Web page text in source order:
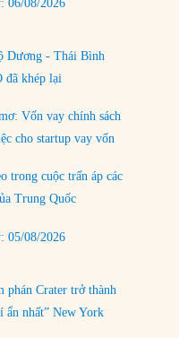
nhỏ sẽ luôn
06/08/2026
Dương - Thái Bình
đã khép lại
Vốn vay chính sách
cho startup vay vốn
trong cuộc trấn áp các
Trung Quốc
05/08/2026
phán Crater trở thành
ẩn nhất” New York